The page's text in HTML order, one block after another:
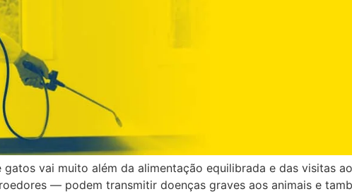
gatos vai muito além da alimentação equilibrada e das visitas
— podem transmitir doenças graves aos animais e